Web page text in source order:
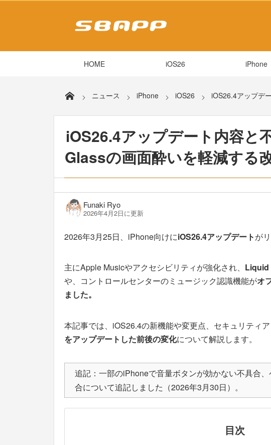
HOME iOS26 iPhone
ニュース iPhone iOS26 iOS26.4アップデ
iOS26.4アップデート内容と
Glassの画面酔いを軽減する
Funaki Ryo
2026年4月2日に更新
2026年3月25日、iPhone向けにiOS26.4アップデートが
主にApple Musicやアクセシビリティが強化され、 Liquid
や、コントロールセンターのミュージック認識機能がオ
ました。
本記事では、iOS26.4の新機能や変更点、セキュリティ
をアップデートした前後の変化について解説します。
追記：一部のiPhoneで音量ボタンが効かない不具合
合について追記しました（2026年3月30日）。
目次